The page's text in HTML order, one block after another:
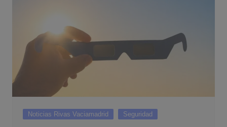
Noticias Rivas Vaciamadrid Seguridad